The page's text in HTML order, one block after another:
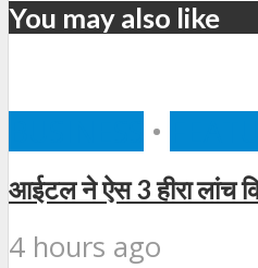
You may also like
•
आईटल ने ऐस 3 हीरा लांच
4 hours ago